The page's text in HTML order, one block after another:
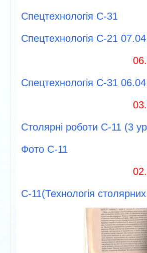
Спецтехнологія С-31
Спецтехнологія С-21
Спецтехнологія С-31
Столярні роботи С-11 (3
Фото С-11
С-11(Технологія